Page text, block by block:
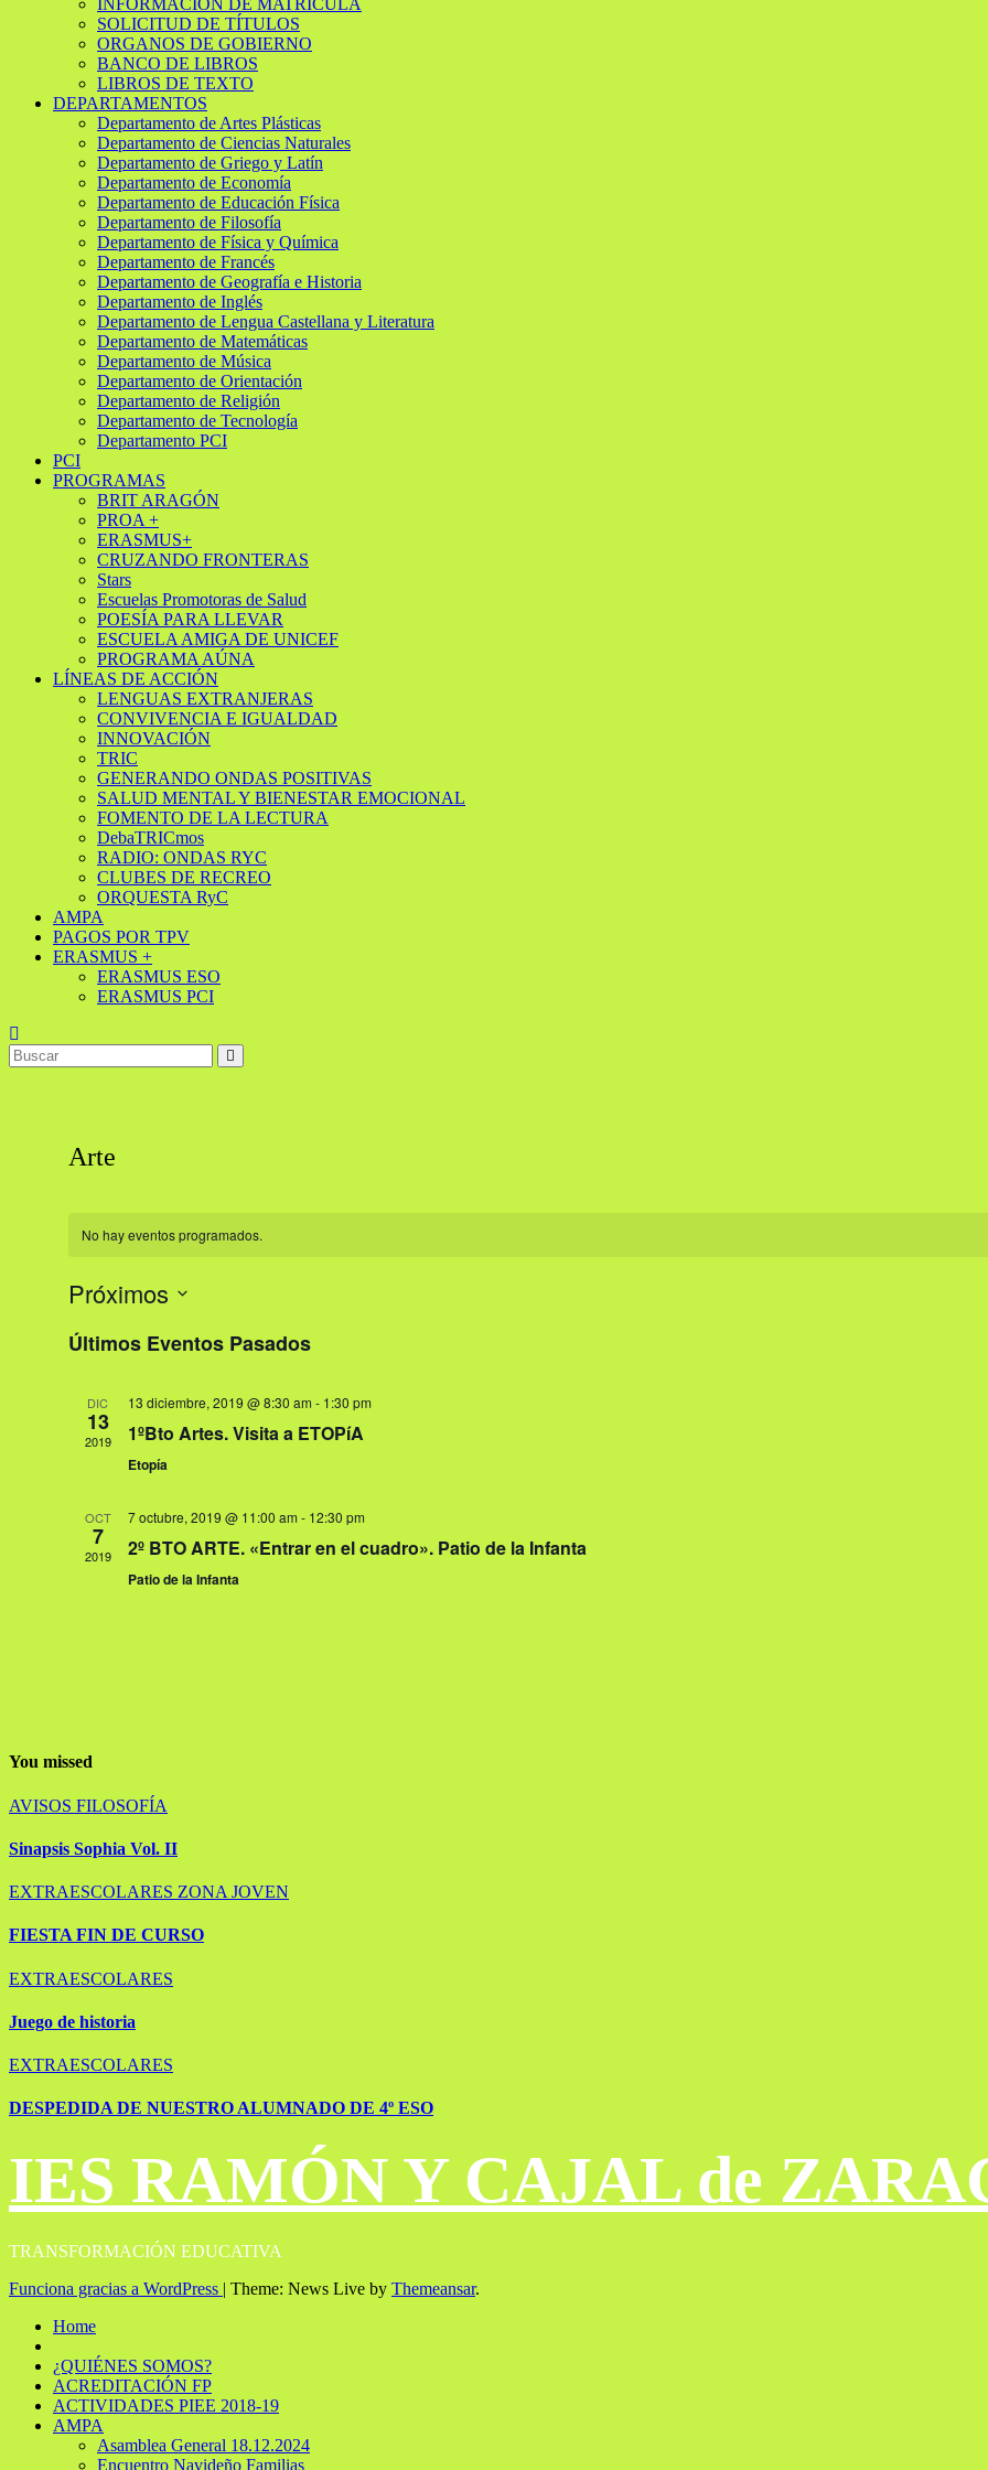
INFORMACIÓN DE MATRÍCULA
SOLICITUD DE TÍTULOS
ORGANOS DE GOBIERNO
BANCO DE LIBROS
LIBROS DE TEXTO
DEPARTAMENTOS
Departamento de Artes Plásticas
Departamento de Ciencias Naturales
Departamento de Griego y Latín
Departamento de Economía
Departamento de Educación Física
Departamento de Filosofía
Departamento de Física y Química
Departamento de Francés
Departamento de Geografía e Historia
Departamento de Inglés
Departamento de Lengua Castellana y Literatura
Departamento de Matemáticas
Departamento de Música
Departamento de Orientación
Departamento de Religión
Departamento de Tecnología
Departamento PCI
PCI
PROGRAMAS
BRIT ARAGÓN
PROA +
ERASMUS+
CRUZANDO FRONTERAS
Stars
Escuelas Promotoras de Salud
POESÍA PARA LLEVAR
ESCUELA AMIGA DE UNICEF
PROGRAMA AÚNA
LÍNEAS DE ACCIÓN
LENGUAS EXTRANJERAS
CONVIVENCIA E IGUALDAD
INNOVACIÓN
TRIC
GENERANDO ONDAS POSITIVAS
SALUD MENTAL Y BIENESTAR EMOCIONAL
FOMENTO DE LA LECTURA
DebaTRICmos
RADIO: ONDAS RYC
CLUBES DE RECREO
ORQUESTA RyC
AMPA
PAGOS POR TPV
ERASMUS +
ERASMUS ESO
ERASMUS PCI
Arte
No hay eventos programados.
Próximos
la
Últimos Eventos Pasados
DIC
13
2019
13 diciembre, 2019 @ 8:30 am- 1:30 pm
1ºBto Artes. Visita a ETOPíA
Etopía
OCT
7
2019
7 octubre, 2019 @ 11:00 am- 12:30 pm
2º BTO ARTE. «Entrar en el cuadro». Patio de la Infanta
Patio de la Infanta
You missed
AVISOS FILOSOFÍA
Sinapsis Sophia Vol. II
EXTRAESCOLARES ZONA JOVEN
FIESTA FIN DE CURSO
EXTRAESCOLARES
Juego de historia
EXTRAESCOLARES
DESPEDIDA DE NUESTRO ALUMNADO DE 4º ESO
IES RAMÓN Y CAJAL de
TRANSFORMACIÓN EDUCATIVA
Funciona gracias a WordPress | Theme: News Live by Themeansar.
Home
¿QUIÉNES SOMOS?
ACREDITACIÓN FP
ACTIVIDADES PIEE 2018-19
AMPA
Asamblea General 18.12.2024
Encuentro Navideño Familias